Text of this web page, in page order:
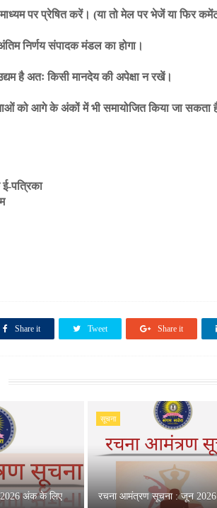
पर प्रेषित करें। (या तो मेल पर भेजें या फिर
निर्णय संपादक मंडल का होगा।
है अतः किसी मानदेय की अपेक्षा न रखें।
को आगे के अंकों में भी समायोजित किया जा सकता
पत्रिका
Share it Tweet Share it
अंक के लिए
सूचना
रचना आमंत्रण सूचना : जून